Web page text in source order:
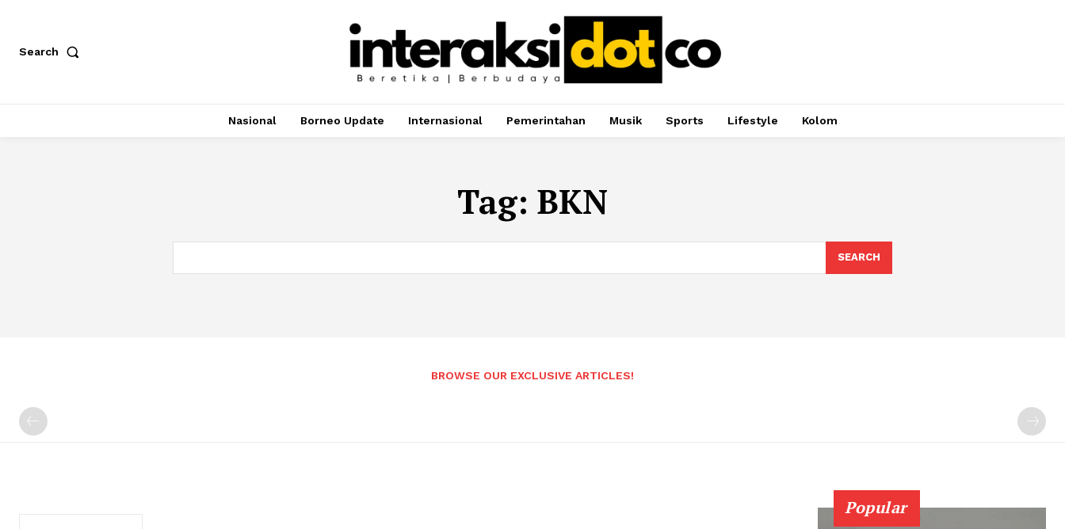
Search
Nasional Borneo Update Internasional Pemerintahan Musik Sports Lifestyle Kolom
Tag: BKN
SEARCH
BROWSE OUR EXCLUSIVE ARTICLES!
Popular